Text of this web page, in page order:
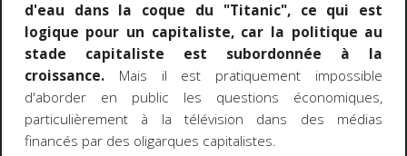
d'eau dans la coque du "Titanic", ce qui est
logique pour un capitaliste, car la politique au
stade capitaliste est subordonnée à la
croissance.Mais il est pratiquement impossible
d'aborder en public les questions économiques,
particulièrement à la télévision dans des médias
financés par des oligarques capitalistes.